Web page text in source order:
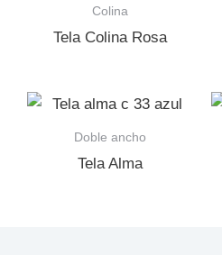
Colina
Tela Colina Rosa
Doble ancho
Tela Alma